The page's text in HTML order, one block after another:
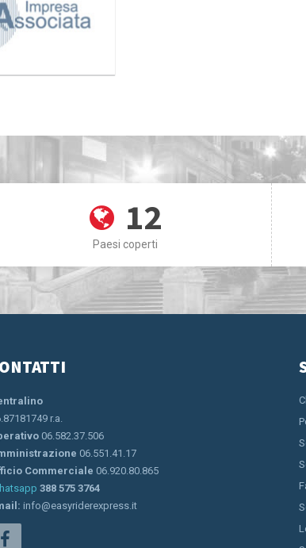
12
Paesi coperti
r.a.
06.582.37.506
06.551.41.17
Commerciale 06.920.80.865
388 575 3764
info@easyriderexpress.it